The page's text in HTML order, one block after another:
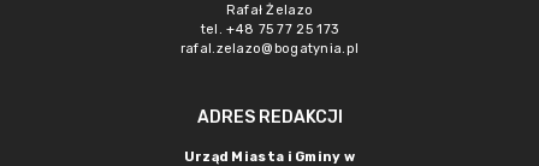
Rafał Żelazo
tel. +48 75 77 25 173
rafal.zelazo@bogatynia.pl
ADRES REDAKCJI
Urząd Miasta i Gminy w